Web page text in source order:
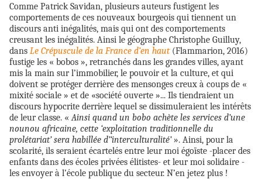
Comme Patrick Savidan, plusieurs auteurs fustigent les
comportements de ces nouveaux bourgeois qui tiennent un
discours anti inégalités, mais qui ont des comportements
creusant les inégalités. Ainsi le géographe Christophe Guilluy,
dans Le Crépuscule de la France d’en haut(Flammarion, 2016)
fustige les « bobos », retranchés dans les grandes villes, ayant
mis la main sur l’immobilier, le pouvoir et la culture, et qui
doivent se protéger derrière des mensonges creux à coups de «
mixité sociale » et de «société ouverte »... Ils tiendraient un
discours hypocrite derrière lequel se dissimuleraient les intérêts
de leur classe. « Ainsi quand un bobo achète les services d’une
nounou africaine, cette ‘exploitation traditionnelle du
prolétariat’ sera habillée d’‘interculturalité’». Ainsi, pour la
scolarité, ils seraient écartelés entre leur moi égoïste -placer des
enfants dans des écoles privées élitistes- et leur moi solidaire -
les envoyer à l’école publique du secteur. N’en jetez plus !